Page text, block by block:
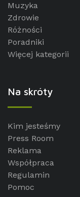
Muzyka
Zdrowie
Różności
Poradniki
Więcej kategorii
Na skróty
Kim jesteśmy
Press Room
Reklama
Współpraca
Regulamin
Pomoc